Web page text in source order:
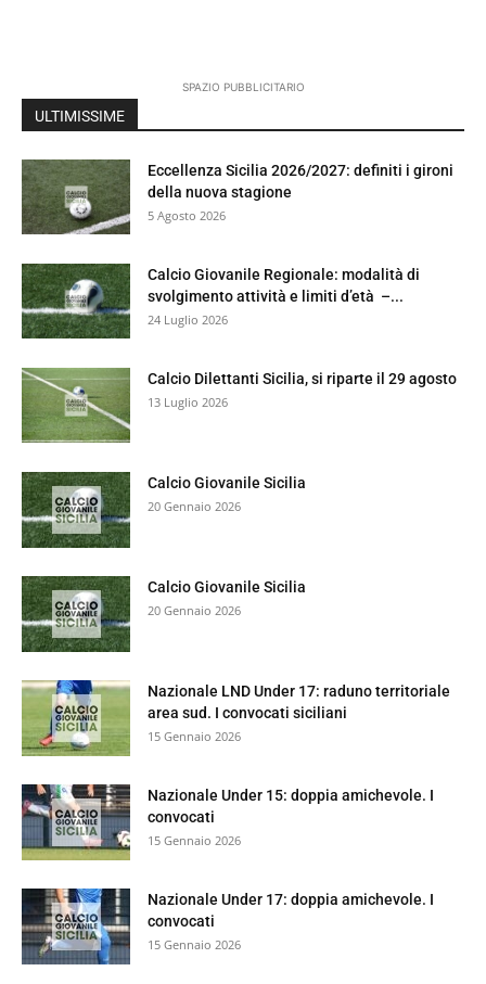
SPAZIO PUBBLICITARIO
ULTIMISSIME
Eccellenza Sicilia 2026/2027: definiti i gironi
della nuova stagione
5 Agosto 2026
Calcio Giovanile Regionale: modalità di
svolgimento attività e limiti d’età –...
24 Luglio 2026
Calcio Dilettanti Sicilia, si riparte il 29 agosto
13 Luglio 2026
Calcio Giovanile Sicilia
20 Gennaio 2026
Calcio Giovanile Sicilia
20 Gennaio 2026
Nazionale LND Under 17: raduno territoriale
area sud. I convocati siciliani
15 Gennaio 2026
Nazionale Under 15: doppia amichevole. I
convocati
15 Gennaio 2026
Nazionale Under 17: doppia amichevole. I
convocati
15 Gennaio 2026